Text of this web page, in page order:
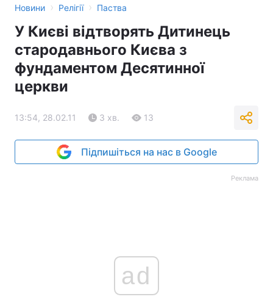
Новини › Релігії › Паства
У Києві відтворять Дитинець
стародавнього Києва з
фундаментом Десятинної
церкви
13:54, 28.02.11 3 хв. 13
Підпишіться на нас в Google
Реклама
ad